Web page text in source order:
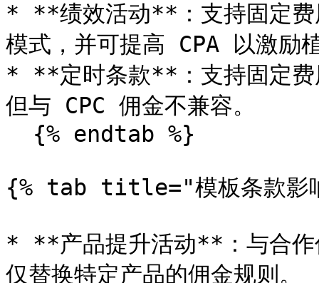
* **绩效活动**：支持固定费
模式，并可提高 CPA 以激励
* **定时条款**：支持固定费
但与 CPC 佣金不兼容。
{% tab title="模板条款影
* **产品提升活动**：与合作
仅替换特定产品的佣金规则。